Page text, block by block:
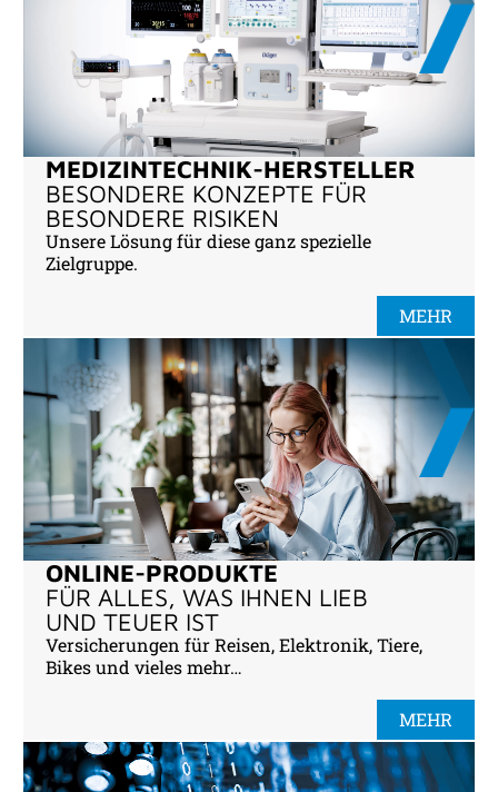
MEDIZINTECHNIK-HERSTELLER
BESONDERE KONZEPTE FÜR
BESONDERE RISIKEN
Unsere Lösung für diese ganz spezielle
Zielgruppe.
MEHR
ONLINE-PRODUKTE
FÜR ALLES, WAS IHNEN LIEB
UND TEUER IST
Versicherungen für Reisen, Elektronik, Tiere,
Bikes und vieles mehr…
MEHR